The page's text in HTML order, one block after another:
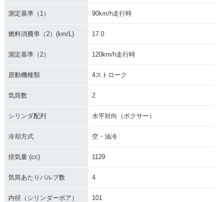
測定基準（1） 90km/h走行時
燃料消費率（2）(km/L) 17.0
測定基準（2） 120km/h走行時
原動機種類 4ストローク
気筒数 2
シリンダ配列 水平対向（ボクサー）
冷却方式 空・油冷
排気量 (cc) 1129
気筒あたりバルブ数 4
内径（シリンダーボア）
101